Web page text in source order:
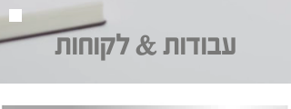
עבודות & לקוחות